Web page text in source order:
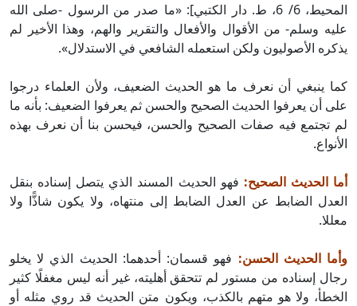
المحيط، 6/ 6، ط. دار الكتبي]: «ما صدر من الرسول -صلى الله
عليه وسلم- من الأقوال والأفعال والتقرير والهم، وهذا الأخير لم
يذكره الأصوليون ولكن استعمله الشافعي في الاستدلال».
كما ينبغي أن نعرف ما هو الحديث الضعيف، ولأن العلماء درجوا
على أن يعرفوا الحديث الصحيح والحسن ثم يعرفوا الضعيف: بأنه ما
لم تجتمع فيه صفات الصحيح والحسن، فيحسن بنا أن نعرف بهذه
الأنواع.
أما الحديث الصحيح: فهو الحديث المسند الذي يتصل إسناده بنقل
العدل الضابط عن العدل الضابط إلى منتهاه، ولا يكون شاذًّا ولا
معللا.
وأما الحديث الحسن: فهو قسمان: أحدهما: الحديث الذي لا يخلو
رجال إسناده من مستور لم تتحقق أهليته، غير أنه ليس مغفلًا كثير
الخطأ، ولا هو متهم بالكذب، ويكون متن الحديث قد روي مثله أو